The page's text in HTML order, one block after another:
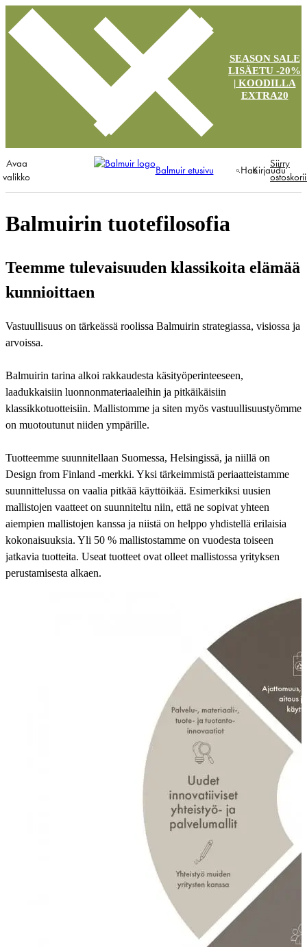
SEASON SALE
LISÄETU -20%
| KOODILLA
EXTRA20
Avaa
valikko
Balmuir etusivu HaeKirjaudu
Siirry
Balmuirin tuotefilosofia
Teemme tulevaisuuden klassikoita elämää
kunnioittaen
Vastuullisuus on tärkeässä roolissa Balmuirin strategiassa, visiossa ja
arvoissa.
Balmuirin tarina alkoi rakkaudesta käsityöperinteeseen,
laadukkaisiin luonnonmateriaaleihin ja pitkäikäisiin
klassikkotuotteisiin. Mallistomme ja siten myös vastuullisuustyömme
on muotoutunut niiden ympärille.
Tuotteemme suunnitellaan Suomessa, Helsingissä, ja niillä on
Design from Finland -merkki. Yksi tärkeimmistä periaatteistamme
suunnittelussa on vaalia pitkää käyttöikää. Esimerkiksi uusien
mallistojen vaatteet on suunniteltu niin, että ne sopivat yhteen
aiempien mallistojen kanssa ja niistä on helppo yhdistellä erilaisia
kokonaisuuksia. Yli 50 % mallistostamme on vuodesta toiseen
jatkavia tuotteita. Useat tuotteet ovat olleet mallistossa yrityksen
perustamisesta alkaen.